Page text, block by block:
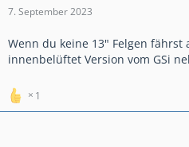
7. September 2023
Wenn du keine 13" Felgen fährst
innenbelüftet Version vom GSi
1